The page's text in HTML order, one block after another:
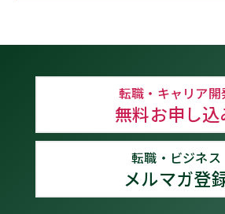
転職・キャリア開
無料お申し込
転職・ビジネス
メルマガ登